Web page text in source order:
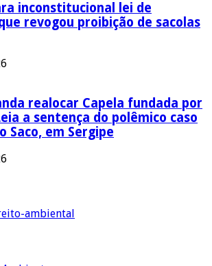
inconstitucional lei de
revogou proibição de sacolas
realocar Capela fundada por
a sentença do polêmico caso
Saco, em Sergipe